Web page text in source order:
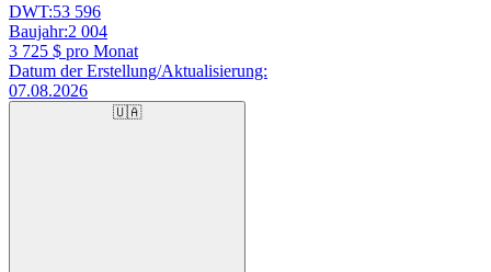
DWT:53 596
Baujahr:2 004
3 725 $ pro Monat
Datum der Erstellung/Aktualisierung:
07.08.2026
🇺🇦